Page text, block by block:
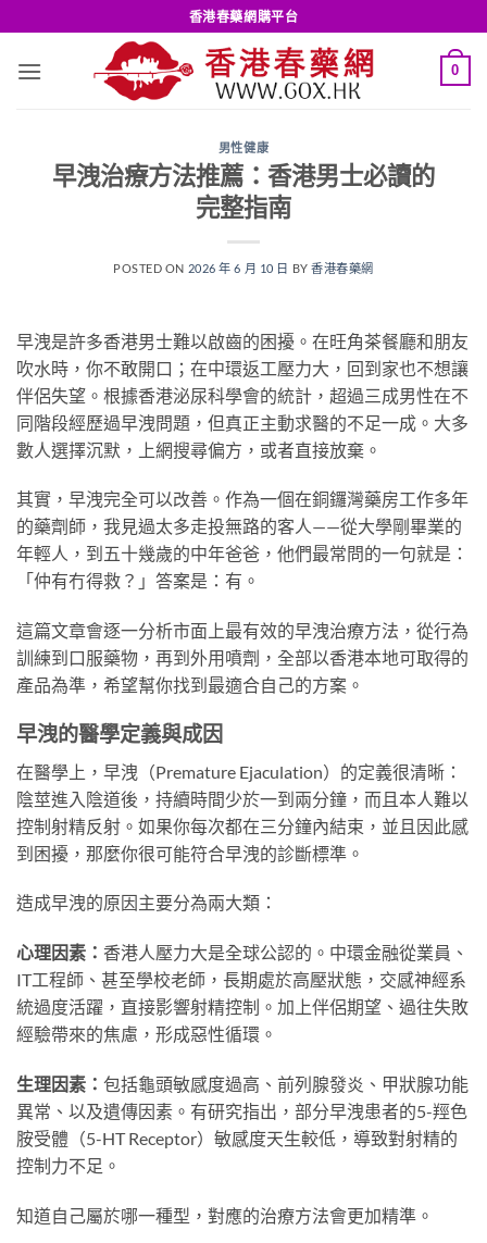
to
content
香港春藥網購平台
0
男性健康
早洩治療方法推薦：香港男士必讀的
完整指南
POSTED ON 2026 年 6 月 10 日 BY香港春藥網
早洩是許多香港男士難以啟齒的困擾。在旺角茶餐廳和朋友
吹水時，你不敢開口；在中環返工壓力大，回到家也不想讓
伴侶失望。根據香港泌尿科學會的統計，超過三成男性在不
同階段經歷過早洩問題，但真正主動求醫的不足一成。大多
數人選擇沉默，上網搜尋偏方，或者直接放棄。
其實，早洩完全可以改善。作為一個在銅鑼灣藥房工作多年
的藥劑師，我見過太多走投無路的客人——從大學剛畢業的
年輕人，到五十幾歲的中年爸爸，他們最常問的一句就是：
「仲有冇得救？」答案是：有。
這篇文章會逐一分析市面上最有效的早洩治療方法，從行為
訓練到口服藥物，再到外用噴劑，全部以香港本地可取得的
產品為準，希望幫你找到最適合自己的方案。
早洩的醫學定義與成因
在醫學上，早洩（Premature Ejaculation）的定義很清晰：
陰莖進入陰道後，持續時間少於一到兩分鐘，而且本人難以
控制射精反射。如果你每次都在三分鐘內結束，並且因此感
到困擾，那麼你很可能符合早洩的診斷標準。
造成早洩的原因主要分為兩大類：
心理因素： 香港人壓力大是全球公認的。中環金融從業員、
IT工程師、甚至學校老師，長期處於高壓狀態，交感神經系
統過度活躍，直接影響射精控制。加上伴侶期望、過往失敗
經驗帶來的焦慮，形成惡性循環。
生理因素： 包括龜頭敏感度過高、前列腺發炎、甲狀腺功能
異常、以及遺傳因素。有研究指出，部分早洩患者的5-羥色
胺受體（5-HT Receptor）敏感度天生較低，導致對射精的
控制力不足。
知道自己屬於哪一種型，對應的治療方法會更加精準。